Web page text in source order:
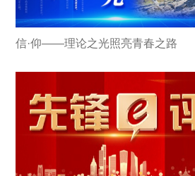
信·仰——理论之光照亮青春之路